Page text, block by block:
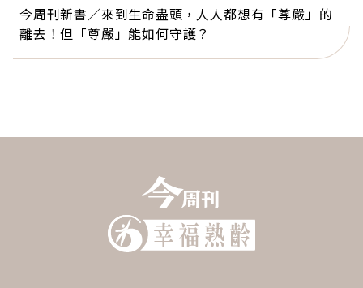
今周刊新書／來到生命盡頭，人人都想有「尊嚴」的
離去！但「尊嚴」能如何守護？